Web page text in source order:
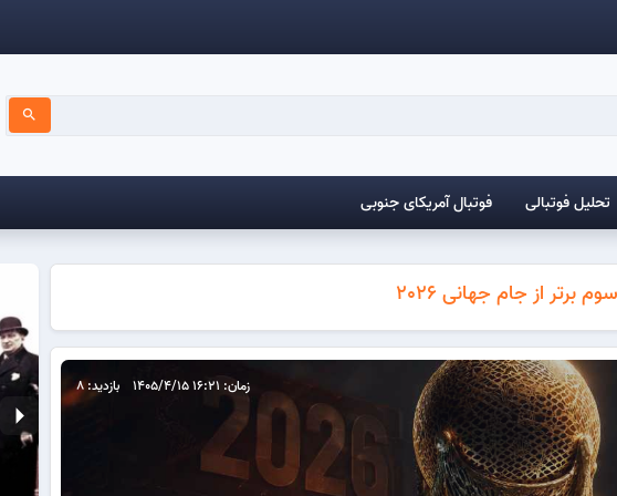
search
تحلیل فوتبالی فوتبال آمریکای جنوبی
زمان: 16:21 1405/4/15 بازدید: 8
arrow_right